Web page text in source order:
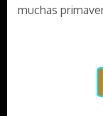
muchas